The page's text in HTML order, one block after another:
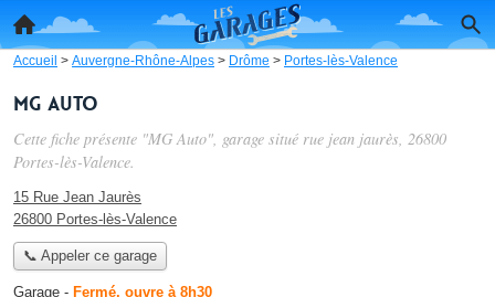
Accueil > Auvergne-Rhône-Alpes > Drôme > Portes-lès-Valence
MG Auto
Cette fiche présente "MG Auto", garage situé rue jean jaurès, 26800
Portes-lès-Valence.
15 Rue Jean Jaurès
26800 Portes-lès-Valence
📞 Appeler ce garage
Garage - Fermé, ouvre à 8h30